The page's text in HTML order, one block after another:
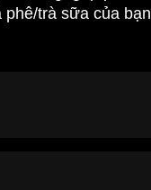
phê/trà sữa của